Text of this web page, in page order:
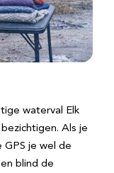
waterval Elk
Als je
je wel de
blind de